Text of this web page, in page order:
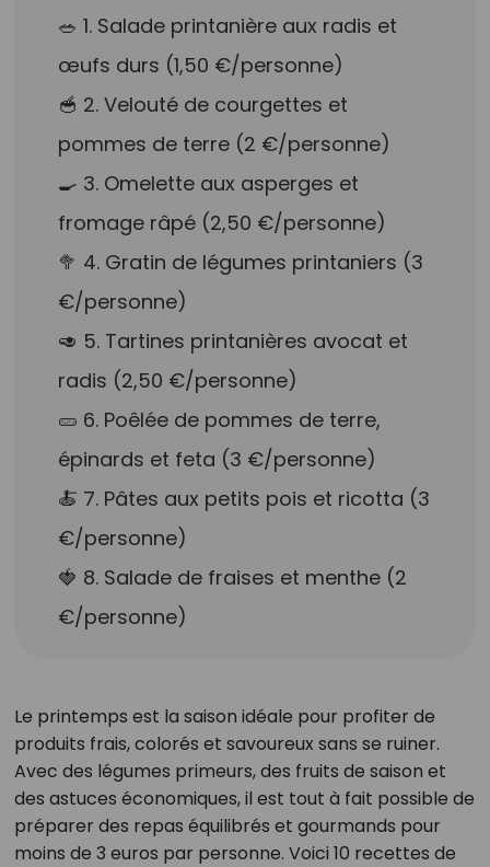
🥗 1. Salade printanière aux radis et
œufs durs (1,50 €/personne)
🥣 2. Velouté de courgettes et
pommes de terre (2 €/personne)
🍳 3. Omelette aux asperges et
fromage râpé (2,50 €/personne)
🥦 4. Gratin de légumes printaniers (3
€/personne)
🥑 5. Tartines printanières avocat et
radis (2,50 €/personne)
🥒 6. Poêlée de pommes de terre,
épinards et feta (3 €/personne)
🍝 7. Pâtes aux petits pois et ricotta (3
€/personne)
🍓 8. Salade de fraises et menthe (2
€/personne)
Le printemps est la saison idéale pour profiter de
produits frais, colorés et savoureux sans se ruiner.
Avec des légumes primeurs, des fruits de saison et
des astuces économiques, il est tout à fait possible de
préparer des repas équilibrés et gourmands pour
moins de 3 euros par personne. Voici 10 recettes de